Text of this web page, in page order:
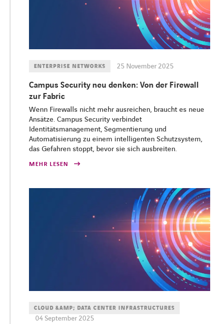
ENTERPRISE NETWORKS 25 November 2025
Campus Security neu denken: Von der Firewall
zur Fabric
Wenn Firewalls nicht mehr ausreichen, braucht es neue
Ansätze. Campus Security verbindet
Identitätsmanagement, Segmentierung und
Automatisierung zu einem intelligenten Schutzsystem,
das Gefahren stoppt, bevor sie sich ausbreiten.
MEHR LESEN
CLOUD &AMP; DATA CENTER INFRASTRUCTURES
04 September 2025